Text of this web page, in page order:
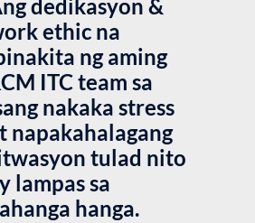
dedikasyon &
ethic na
ng aming
ITC team sa
nakaka stress
napakahalagang
tulad nito
lampas sa
hanga.